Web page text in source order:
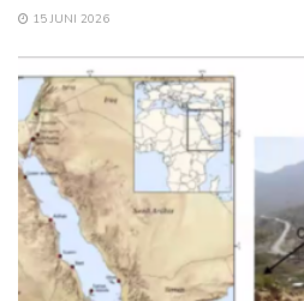
15 JUNI 2026